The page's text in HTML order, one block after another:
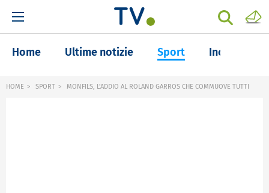
Home Ultime notizie Sport Inchieste
HOME SPORT MONFILS, L'ADDIO AL ROLAND GARROS CHE COMMUOVE TUTTI